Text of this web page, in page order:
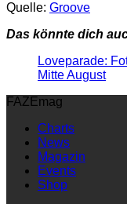
Quelle: Groove
Das könnte dich
Loveparade:
Mitte August
FAZEmag
Charts
News
Magazin
Events
Shop